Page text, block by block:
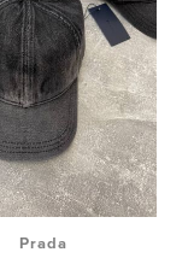
Prada